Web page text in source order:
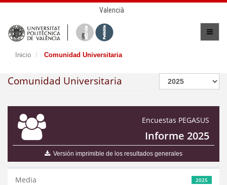
Valencià
Inicio Comunidad Universitaria
Comunidad Universitaria
Encuestas PEGASUS
Informe 2025
Versión imprimible de los resultados generales
2025
Media